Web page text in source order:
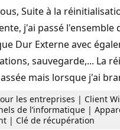
Suite à la
j'ai passé l'ensemble
Dur Externe avec
sauvegarde,... La
mais lorsque j'ai
les entreprises | Client
de l’informatique |
| Clé de récupération